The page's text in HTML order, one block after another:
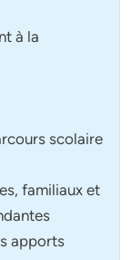
à la
scolaire
familiaux et
apports